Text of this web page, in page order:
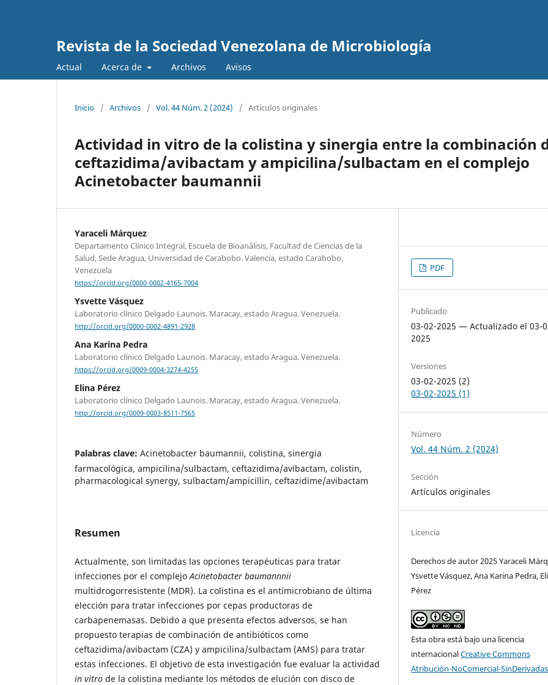
Revista de la Sociedad Venezolana de Microbiología
Actual Acerca de Archivos Avisos
Inicio / Archivos / Vol. 44 Núm. 2 (2024) / Artículos originales
Actividad in vitro de la colistina y sinergia entre la combinación
ceftazidima/avibactam y ampicilina/sulbactam en el complejo
Acinetobacter baumannii
Yaraceli Márquez
Departamento Clínico Integral, Escuela de Bioanálisis, Facultad de Ciencias de la
Salud, Sede Aragua, Universidad de Carabobo. Valencia, estado Carabobo,
Venezuela
https://orcid.org/0000-0002-4165-7004
Ysvette Vásquez
Laboratorio clínico Delgado Launois. Maracay, estado Aragua. Venezuela.
http://orcid.org/0000-0002-4891-2928
Ana Karina Pedra
Laboratorio clínico Delgado Launois. Maracay, estado Aragua. Venezuela.
https://orcid.org/0009-0004-3274-4255
Elina Pérez
Laboratorio clínico Delgado Launois. Maracay, estado Aragua. Venezuela.
http://orcid.org/0009-0003-8511-7565
Palabras clave: Acinetobacter baumannii, colistina, sinergia
farmacológica, ampicilina/sulbactam, ceftazidima/avibactam, colistin,
pharmacological synergy, sulbactam/ampicillin, ceftazidime/avibactam
Resumen
Actualmente, son limitadas las opciones terapéuticas para tratar
infecciones por el complejo Acinetobacter baumannnii
multidrogorresistente (MDR). La colistina es el antimicrobiano de última
elección para tratar infecciones por cepas productoras de
carbapenemasas. Debido a que presenta efectos adversos, se han
propuesto terapias de combinación de antibióticos como
ceftazidima/avibactam (CZA) y ampicilina/sulbactam (AMS) para tratar
estas infecciones. El objetivo de esta investigación fue evaluar la actividad
in vitro de la colistina mediante los métodos de elución con disco de
PDF
Publicado
03-02-2025 — Actualizado el 03-
2025
Versiones
03-02-2025 (2)
03-02-2025 (1)
Número
Vol. 44 Núm. 2 (2024)
Sección
Artículos originales
Licencia
Derechos de autor 2025 Yaraceli
Ysvette Vásquez, Ana Karina Pedra,
Pérez
Esta obra está bajo una licencia
internacionalCreative Commons
Atribución-NoComercial-